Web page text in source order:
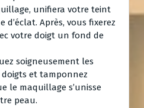
unifiera votre teint
Après, vous fixerez
votre doigt un fond de
soigneusement les
et tamponnez
le maquillage s’unisse
peau.